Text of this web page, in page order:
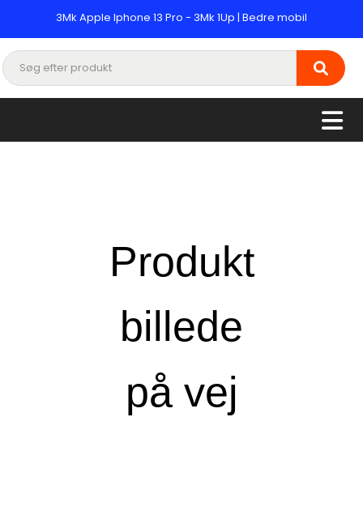
3Mk Apple Iphone 13 Pro - 3Mk 1Up | Bedre mobil